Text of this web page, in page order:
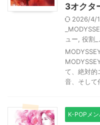
3オクタ
2026/4/
ュー 役割_
て、絶対的
音、そして
K-POPメ